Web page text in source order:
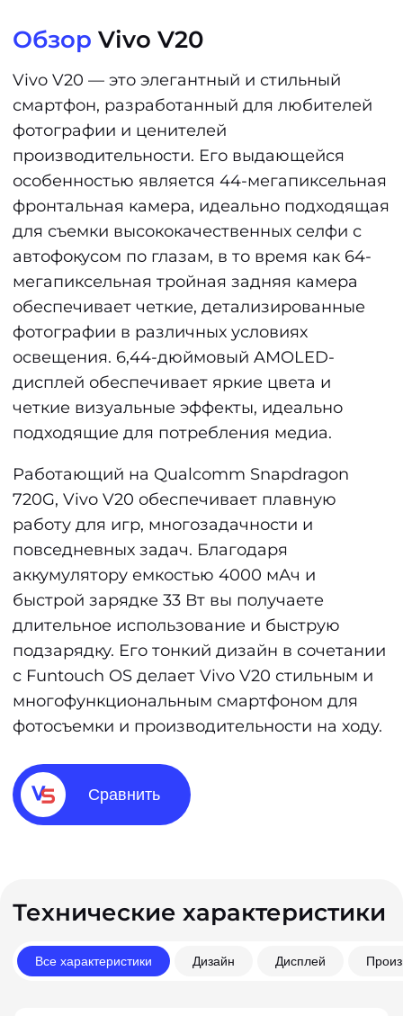
Обзор Vivo V20
Vivo V20 — это элегантный и стильный
смартфон, разработанный для любителей
фотографии и ценителей
производительности. Его выдающейся
особенностью является 44-мегапиксельная
фронтальная камера, идеально подходящая
для съемки высококачественных селфи с
автофокусом по глазам, в то время как 64-
мегапиксельная тройная задняя камера
обеспечивает четкие, детализированные
фотографии в различных условиях
освещения. 6,44-дюймовый AMOLED-
дисплей обеспечивает яркие цвета и
четкие визуальные эффекты, идеально
подходящие для потребления медиа.
Работающий на Qualcomm Snapdragon
720G, Vivo V20 обеспечивает плавную
работу для игр, многозадачности и
повседневных задач. Благодаря
аккумулятору емкостью 4000 мАч и
быстрой зарядке 33 Вт вы получаете
длительное использование и быструю
подзарядку. Его тонкий дизайн в сочетании
с Funtouch OS делает Vivo V20 стильным и
многофункциональным смартфоном для
фотосъемки и производительности на ходу.
Сравнить
Технические характеристики
Все характеристики Дизайн Дисплей